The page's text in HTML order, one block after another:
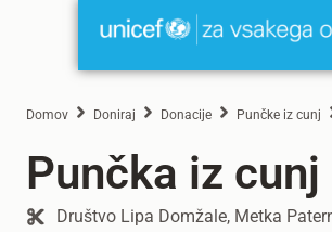
Domov Doniraj Donacije Punčke iz cunj
Punčka iz
Društvo Lipa Domžale, Metka